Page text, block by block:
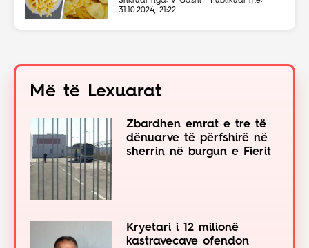
31.10.2024, 21:22
Më të Lexuarat
Zbardhen emrat e tre të
dënuarve të përfshirë në
sherrin në burgun e Fierit
Kryetari i 12 milionë
kastravecave ofendon